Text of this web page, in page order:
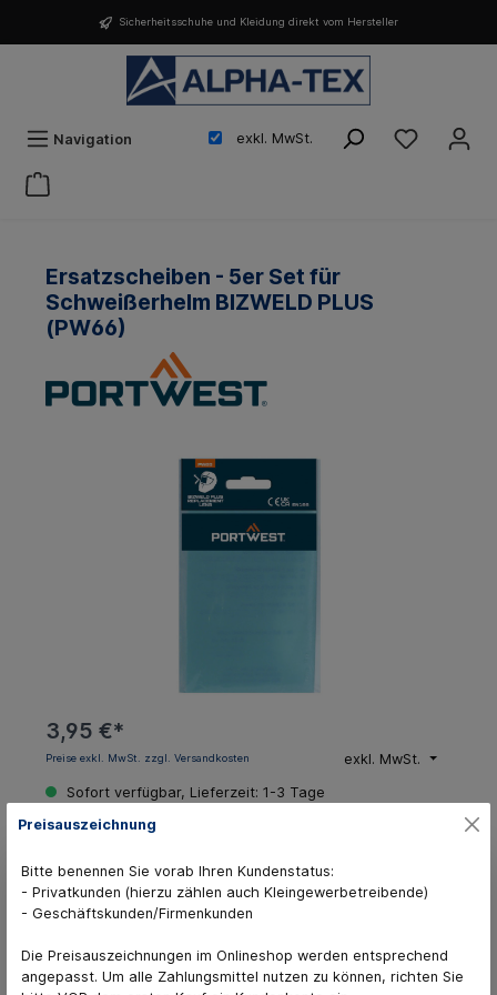
Sicherheitsschuhe und Kleidung direkt vom Hersteller
Navigation exkl. MwSt.
Ersatzscheiben - 5er Set für
Schweißerhelm BIZWELD PLUS
(PW66)
3,95 €*
exkl. MwSt.
Preise exkl. MwSt. zzgl. Versandkosten
Sofort verfügbar, Lieferzeit: 1-3 Tage
Zum Merkzettel hinzufügen
Preisauszeichnung
Bitte benennen Sie vorab Ihren Kundenstatus:
- Privatkunden (hierzu zählen auch Kleingewerbetreibende)
- Geschäftskunden/Firmenkunden
Die Preisauszeichnungen im Onlineshop werden entsprechend
angepasst. Um alle Zahlungsmittel nutzen zu können, richten Sie